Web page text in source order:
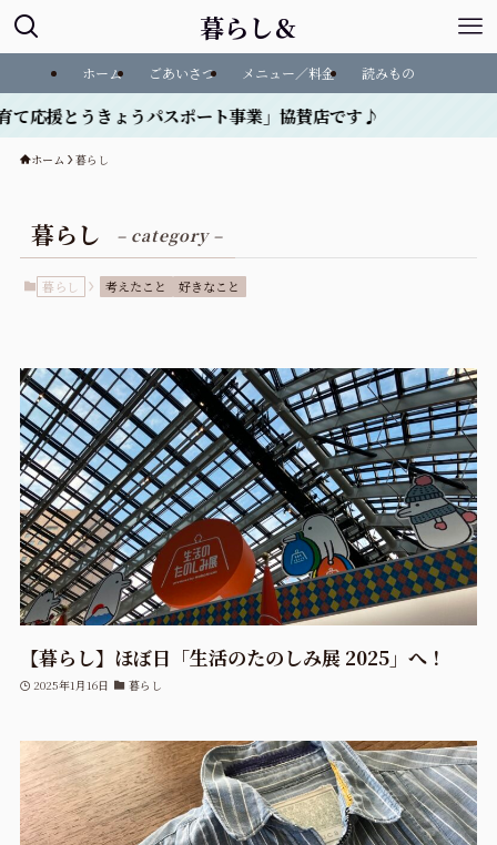
暮らし＆
ホーム ごあいさつ メニュー／料金 読みもの
ょうパスポート事業」協賛店です♪
ホーム 暮らし
暮らし – category –
暮らし 考えたこと 好きなこと
【暮らし】ほぼ日「生活のたのしみ展 2025」へ！
2025年1月16日 暮らし